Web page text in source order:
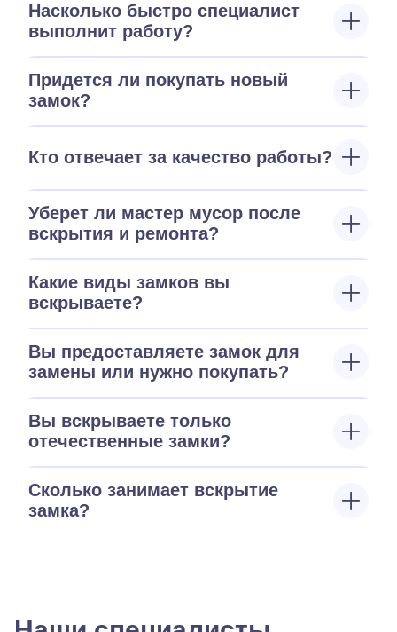
Насколько быстро специалист
выполнит работу?
Придется ли покупать новый
замок?
Кто отвечает за качество работы?
Уберет ли мастер мусор после
вскрытия и ремонта?
Какие виды замков вы
вскрываете?
Вы предоставляете замок для
замены или нужно покупать?
Вы вскрываете только
отечественные замки?
Сколько занимает вскрытие
замка?